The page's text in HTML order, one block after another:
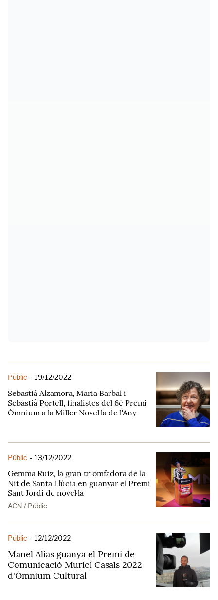
Públic - 19/12/2022
Sebastià Alzamora, Maria Barbal i
Sebastià Portell, finalistes del 6è Premi
Òmnium a la Millor Novel·la de l'Any
Públic - 13/12/2022
Gemma Ruiz, la gran triomfadora de la
Nit de Santa Llúcia en guanyar el Premi
Sant Jordi de novel·la
ACN / Públic
Públic - 12/12/2022
Manel Alías guanya el Premi de
Comunicació Muriel Casals 2022
d'Òmnium Cultural